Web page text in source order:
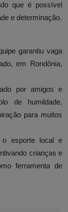
que é possível
e determinação.
garantiu vaga
em Rondônia,
por amigos e
de humildade,
para muitos
o esporte local e
crianças e
ferramenta de